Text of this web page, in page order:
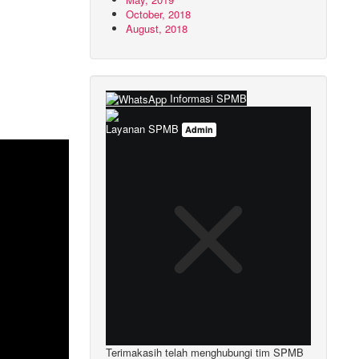
October, 2018
August, 2018
Informasi SPMB
Layanan SPMB Admin
Terimakasih telah menghubungi tim SPMB